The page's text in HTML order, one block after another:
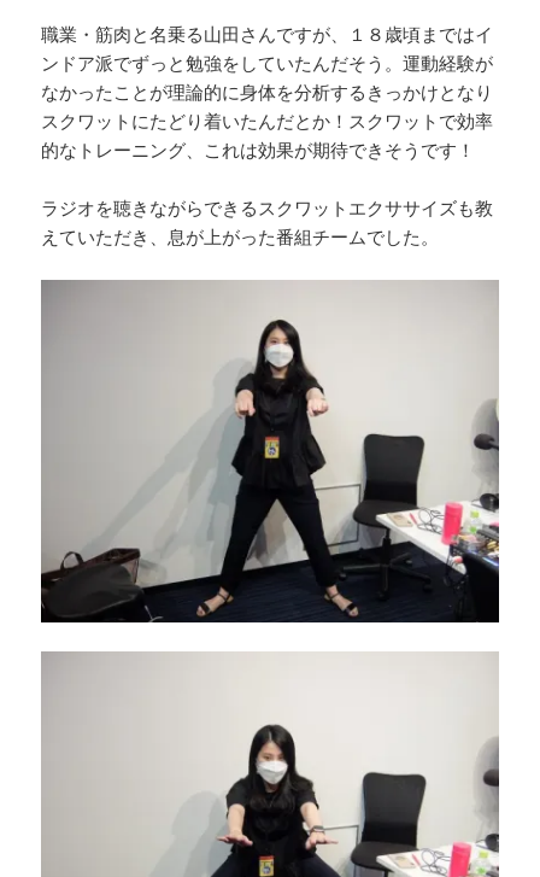
職業・筋肉と名乗る山田さんですが、１８歳頃まではイ
ンドア派でずっと勉強をしていたんだそう。運動経験が
なかったことが理論的に身体を分析するきっかけとなり
スクワットにたどり着いたんだとか！スクワットで効率
的なトレーニング、これは効果が期待できそうです！
ラジオを聴きながらできるスクワットエクササイズも教
えていただき、息が上がった番組チームでした。